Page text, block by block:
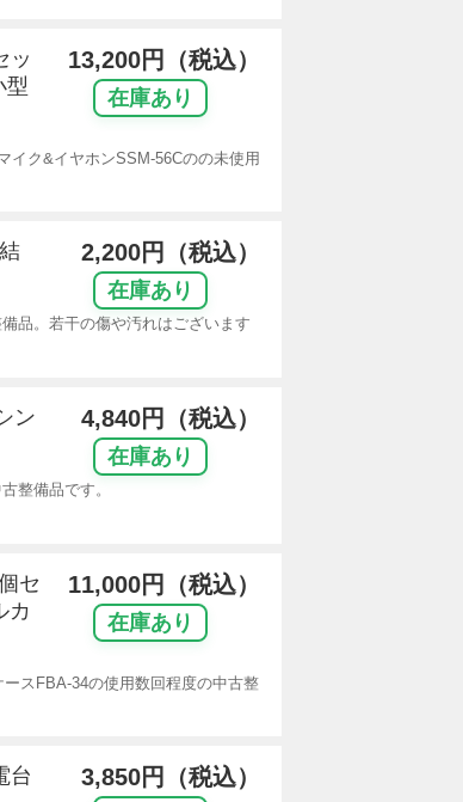
ッ
型
13,200円（税込）
在庫あり
イク&イヤホンSSM-56Cのの未使用
2,200円（税込）
在庫あり
品。若干の傷や汚れはございます
ン
4,840円（税込）
在庫あり
整備品です。
セ
カ
11,000円（税込）
在庫あり
スFBA-34の使用数回程度の中古整
台 3,850円（税込）